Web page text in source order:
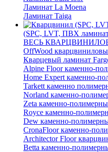
Ламинат La Moena
Ламинат Taiga
(SPC, LVT, ПВХ
ВЕСЬ
OffWood
Кварцевый ламинат
Alpine Floor каменно-
Home Expert каменно-
Tarkett каменно
Norland каменно-
Zeta каменно-
Royce каменно-
Dew каменно-
CronaFloor каменно-
Architector Floor
Betta каменно-